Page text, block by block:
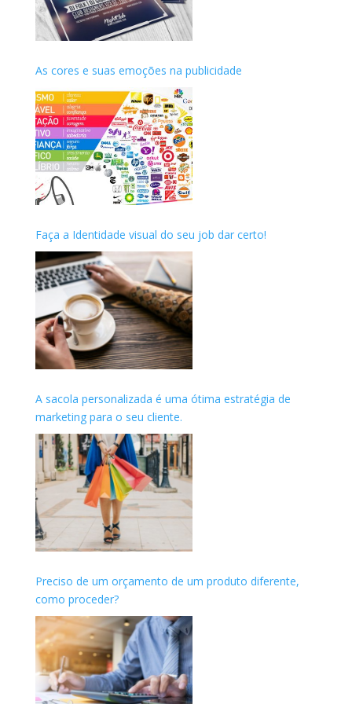
As cores e suas emoções na publicidade
Faça a Identidade visual do seu job dar certo!
A sacola personalizada é uma ótima estratégia de
marketing para o seu cliente.
Preciso de um orçamento de um produto diferente,
como proceder?